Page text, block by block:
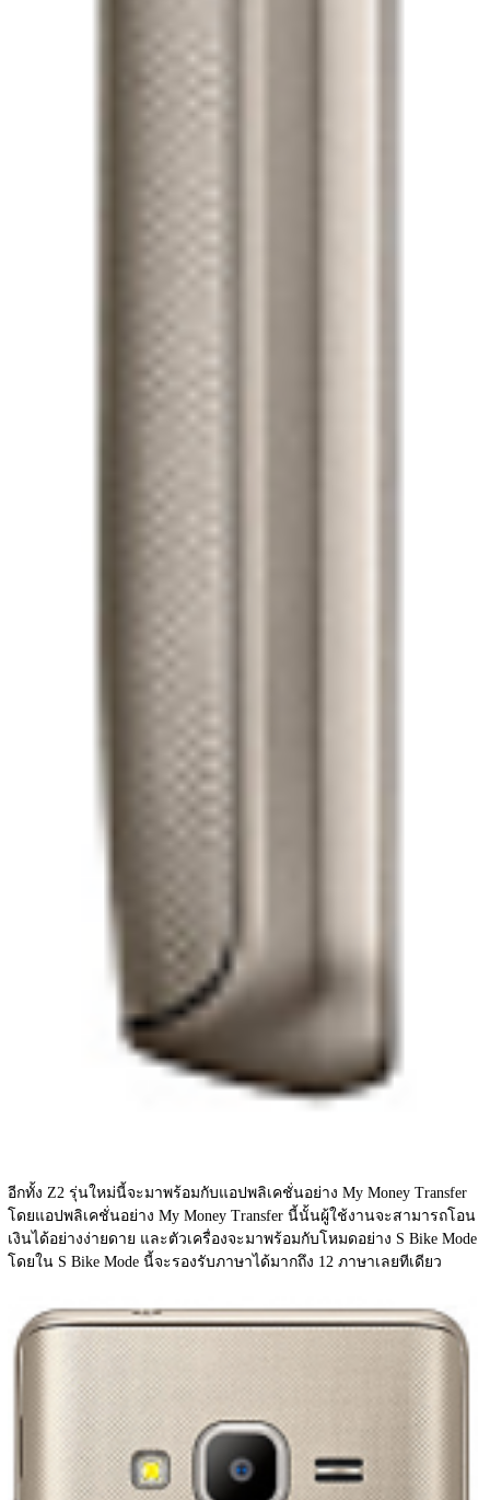
อีกทั้ง Z2 รุ่นใหม่นี้จะมาพร้อมกับแอปพลิเคชั่นอย่าง My Money Transfer
โดยแอปพลิเคชั่นอย่าง My Money Transfer นี้นั้นผู้ใช้งานจะสามารถโอน
เงินได้อย่างง่ายดาย และตัวเครื่องจะมาพร้อมกับโหมดอย่าง S Bike Mode
โดยใน S Bike Mode นี้จะรองรับภาษาได้มากถึง 12 ภาษาเลยทีเดียว